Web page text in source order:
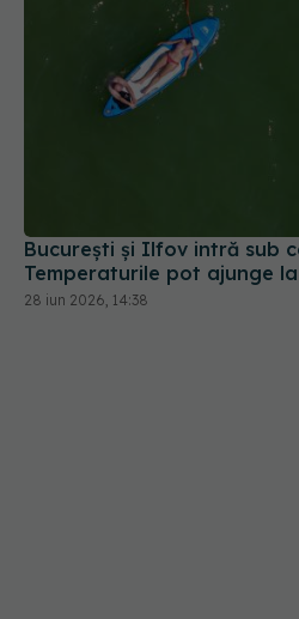
București și Ilfov intră sub
Temperaturile pot ajunge
28 iun 2026, 14:38